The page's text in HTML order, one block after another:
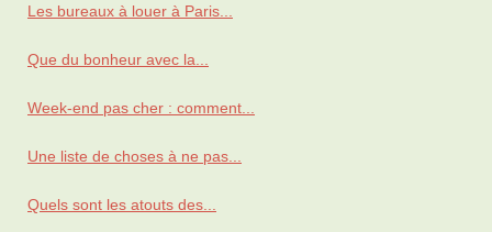
Les bureaux à louer à Paris...
Que du bonheur avec la...
Week-end pas cher : comment...
Une liste de choses à ne pas...
Quels sont les atouts des...